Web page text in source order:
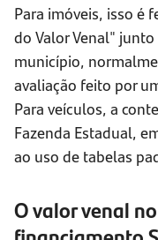
Para imóveis, isso é
do Valor Venal"
município,
avaliação feito por
Para veículos, a
Fazenda Estadual,
ao uso de tabelas
O valor venal